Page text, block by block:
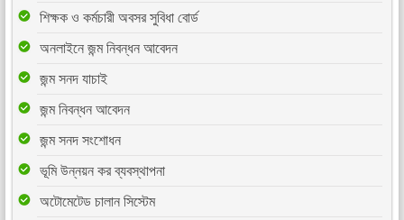
শিক্ষক ও কর্মচারী অবসর সুবিধা বোর্ড
অনলাইনে জন্ম নিবন্ধন আবেদন
জন্ম সনদ যাচাই
জন্ম নিবন্ধন আবেদন
জন্ম সনদ সংশোধন
ভূমি উন্নয়ন কর ব্যবস্থাপনা
অটোমেটেড চালান সিস্টেম